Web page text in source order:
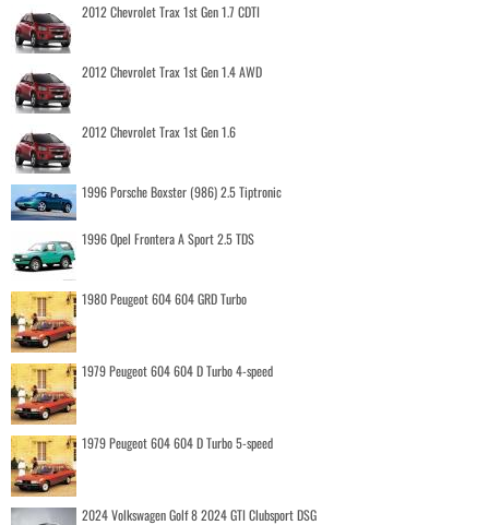
2012 Chevrolet Trax 1st Gen 1.7 CDTI
2012 Chevrolet Trax 1st Gen 1.4 AWD
2012 Chevrolet Trax 1st Gen 1.6
1996 Porsche Boxster (986) 2.5 Tiptronic
1996 Opel Frontera A Sport 2.5 TDS
1980 Peugeot 604 604 GRD Turbo
1979 Peugeot 604 604 D Turbo 4-speed
1979 Peugeot 604 604 D Turbo 5-speed
2024 Volkswagen Golf 8 2024 GTI Clubsport DSG